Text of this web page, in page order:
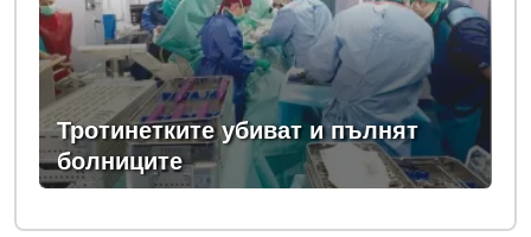
Тротинетките убиват и пълнят
болниците